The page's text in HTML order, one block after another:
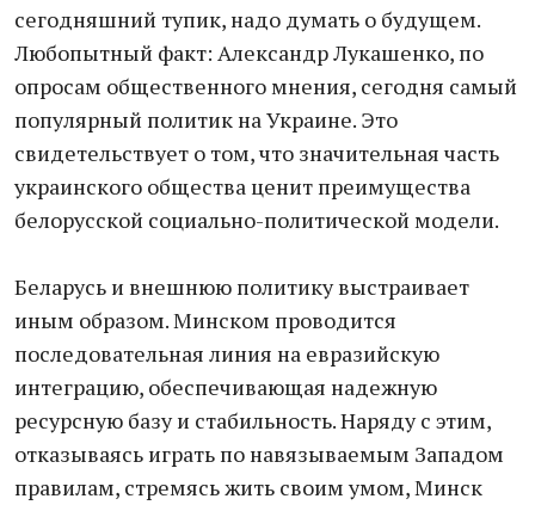
сегодняшний тупик, надо думать о будущем.
Любопытный факт: Александр Лукашенко, по
опросам общественного мнения, сегодня самый
популярный политик на Украине. Это
свидетельствует о том, что значительная часть
украинского общества ценит преимущества
белорусской социально-политической модели.
Беларусь и внешнюю политику выстраивает
иным образом. Минском проводится
последовательная линия на евразийскую
интеграцию, обеспечивающая надежную
ресурсную базу и стабильность. Наряду с этим,
отказываясь играть по навязываемым Западом
правилам, стремясь жить своим умом, Минск